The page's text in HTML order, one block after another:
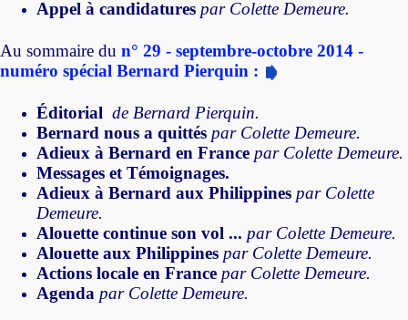
Appel à candidatures par Colette Demeure.
Au sommaire du n° 29 - septembre-octobre 2014 -
numéro spécial Bernard Pierquin :
Éditorial de Bernard Pierquin.
Bernard nous a quittés par Colette Demeure.
Adieux à Bernard en France par Colette Demeure.
Messages et Témoignages.
Adieux à Bernard aux Philippines par Colette
Demeure.
Alouette continue son vol ... par Colette Demeure.
Alouette aux Philippines par Colette Demeure.
Actions locale en France par Colette Demeure.
Agenda par Colette Demeure.